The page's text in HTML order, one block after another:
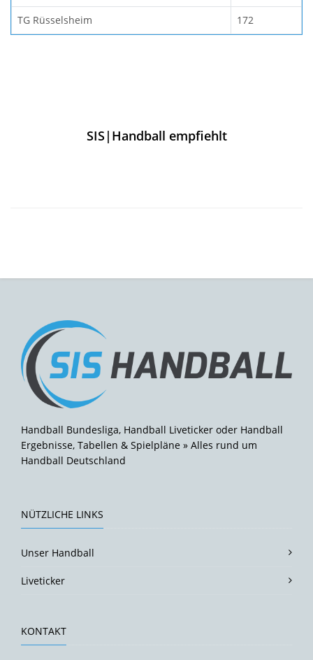
TG Rüsselsheim 172
SIS|Handball empfiehlt
Handball Bundesliga, Handball Liveticker oder Handball
Ergebnisse, Tabellen & Spielpläne » Alles rund um
Handball Deutschland
NÜTZLICHE LINKS
Unser Handball
Liveticker
KONTAKT